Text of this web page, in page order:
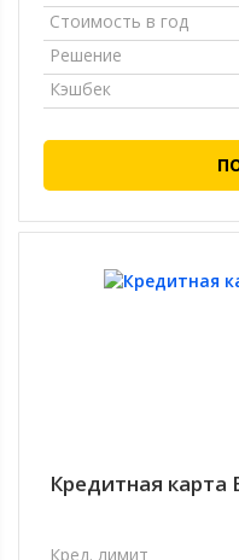
Стоимость в год
Решение
Кэшбек
Кредитная карта
Кред. лимит